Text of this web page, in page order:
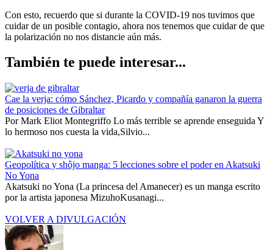
Con esto, recuerdo que si durante la COVID-19 nos tuvimos que
cuidar de un posible contagio, ahora nos tenemos que cuidar de que
la polarización no nos distancie aún más.
También te puede interesar...
Cae la verja: cómo Sánchez, Picardo y compañía ganaron la guerra
de posiciones de Gibraltar
Por Mark Eliot Montegriffo Lo más terrible se aprende enseguida Y
lo hermoso nos cuesta la vida,Silvio...
Geopolítica y shôjo manga: 5 lecciones sobre el poder en Akatsuki
No Yona
Akatsuki no Yona (La princesa del Amanecer) es un manga escrito
por la artista japonesa MizuhoKusanagi...
VOLVER A DIVULGACIÓN